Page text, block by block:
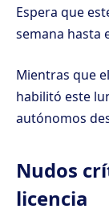
Espera que
semana hasta
Mientras que
habilitó este
autónomos
Nudos
licencia